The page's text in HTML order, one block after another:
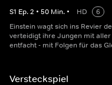
S1 Ep.2 • 50 Min. • HD
6
Einstein wagt sich ins Revier
verteidigt ihre Jungen mit
entfacht - mit Folgen für das
Versteckspiel